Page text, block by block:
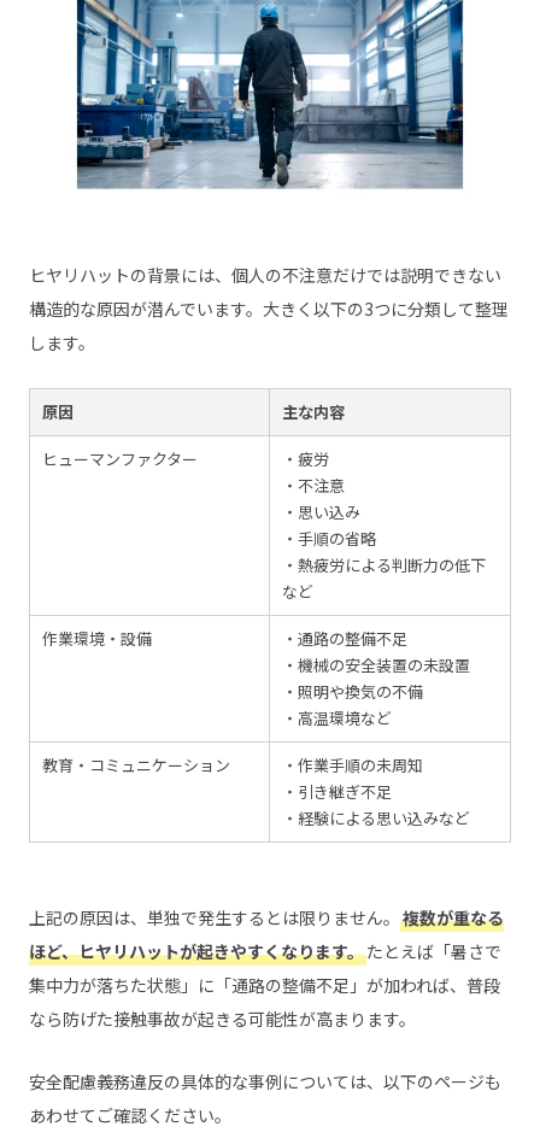
ヒヤリハットの背景には、個人の不注意だけでは説明できない
構造的な原因が潜んでいます。大きく以下の3つに分類して整理
します。
原因 主な内容
ヒューマンファクター
・疲労
・不注意
・思い込み
・手順の省略
・熱疲労による判断力の低下
など
作業環境・設備
・通路の整備不足
・機械の安全装置の未設置
・照明や換気の不備
・高温環境など
教育・コミュニケーション
・作業手順の未周知
・引き継ぎ不足
・経験による思い込みなど
上記の原因は、単独で発生するとは限りません。 複数が重なる
ほど、ヒヤリハットが起きやすくなります。たとえば「暑さで
集中力が落ちた状態」に「通路の整備不足」が加われば、普段
なら防げた接触事故が起きる可能性が高まります。
安全配慮義務違反の具体的な事例については、以下のページも
あわせてご確認ください。